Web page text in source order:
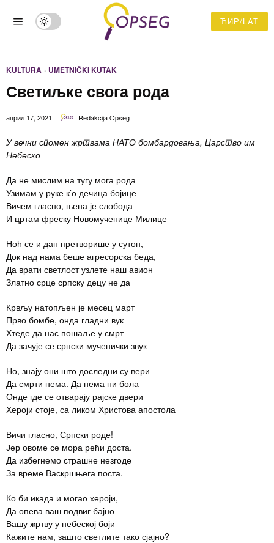
ЋИР/LAT
KULTURA · UMETNIČKI KUTAK
Светиљке свога рода
април 17, 2021 Redakcija Opseg
У вечни спомен жртвама НАТО бомбардовања, Царство им
Небеско
Да не мислим на тугу мога рода
Узимам у руке к’о дечица бојице
Вичем гласно, њена је слобода
И цртам фреску Новомученице Милице
Ноћ се и дан претворише у сутон,
Док над нама беше агресорска беда,
Да врати светлост узлете наш авион
Златно срце српску децу не да
Крвљу натопљен је месец март
Прво бомбе, онда гладни вук
Хтеде да нас пошаље у смрт
Да зачује се српски мученички звук
Но, знају они што доследни су вери
Да смрти нема. Да нема ни бола
Онде где се отварају рајске двери
Хероји стоје, са ликом Христова апостола
Вичи гласно, Српски роде!
Јер овоме се мора рећи доста.
Да избегнемо страшне незгоде
За време Васкршњега поста.
Ко би икада и могао хероји,
Да опева ваш подвиг бајно
Вашу жртву у небеској боји
Кажите нам, зашто светлите тако сјајно?